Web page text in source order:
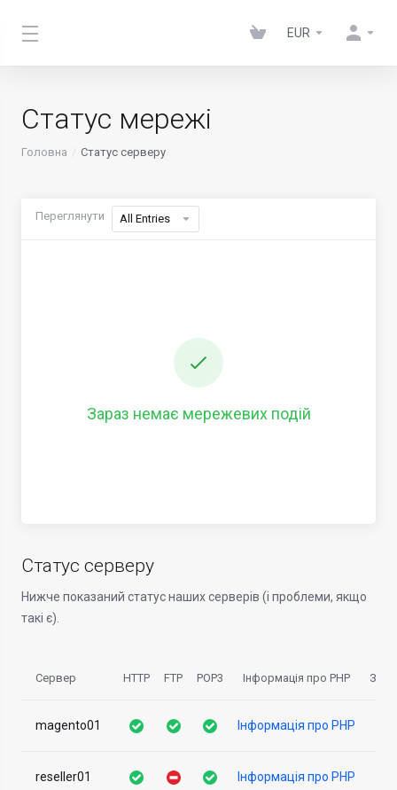
EUR
Статус мережі
Головна Статус серверу
Переглянути All Entries
Зараз немає мережевих подій
Статус серверу
Нижче показаний статус наших серверів (і проблеми, якщо
такі є).
Сервер HTTP FTP POP3 Інформація про PHP
magento01 Інформація про PHP
reseller01 Інформація про PHP